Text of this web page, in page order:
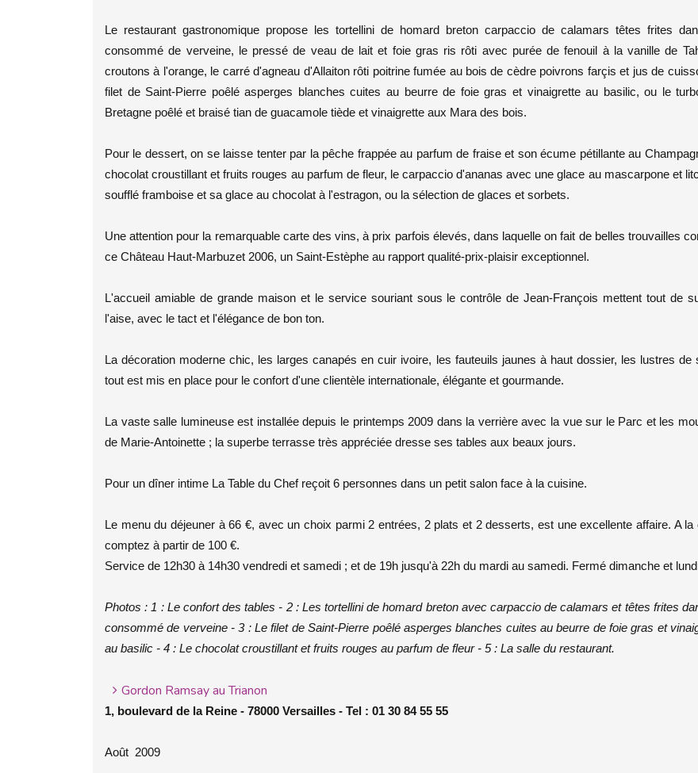
Le restaurant gastronomique propose les tortellini de homard breton carpaccio de calamars têtes frites
consommé de verveine, le pressé de veau de lait et foie gras ris rôti avec purée de fenouil à la vanille de
croutons à l'orange, le carré d'agneau d'Allaiton rôti poitrine fumée au bois de cèdre poivrons farçis et jus de
filet de Saint-Pierre poêlé asperges blanches cuites au beurre de foie gras et vinaigrette au basilic, ou le
Bretagne poêlé et braisé tian de guacamole tiède et vinaigrette aux Mara des bois.
Pour le dessert, on se laisse tenter par la pêche frappée au parfum de fraise et son écume pétillante au
chocolat croustillant et fruits rouges au parfum de fleur, le carpaccio d'ananas avec une glace au mascarpone et
soufflé framboise et sa glace au chocolat à l'estragon, ou la sélection de glaces et sorbets.
Une attention pour la remarquable carte des vins, à prix parfois élevés, dans laquelle on fait de belles trouvailles
ce Château Haut-Marbuzet 2006, un Saint-Estèphe au rapport qualité-prix-plaisir exceptionnel.
L'accueil amiable de grande maison et le service souriant sous le contrôle de Jean-François mettent tout de
l'aise, avec le tact et l'élégance de bon ton.
La décoration moderne chic, les larges canapés en cuir ivoire, les fauteuils jaunes à haut dossier, les lustres de
tout est mis en place pour le confort d'une clientèle internationale, élégante et gourmande.
La vaste salle lumineuse est installée depuis le printemps 2009 dans la verrière avec la vue sur le Parc et les
de Marie-Antoinette ; la superbe terrasse très appréciée dresse ses tables aux beaux jours.
Pour un dîner intime La Table du Chef reçoit 6 personnes dans un petit salon face à la cuisine.
Le menu du déjeuner à 66 €, avec un choix parmi 2 entrées, 2 plats et 2 desserts, est une excellente affaire. A la
comptez à partir de 100 €.
Service de 12h30 à 14h30 vendredi et samedi ; et de 19h jusqu'à 22h du mardi au samedi. Fermé dimanche et
Photos : 1 : Le confort des tables - 2 : Les tortellini de homard breton avec carpaccio de calamars et têtes frites
consommé de verveine - 3 : Le filet de Saint-Pierre poêlé asperges blanches cuites au beurre de foie gras et
au basilic - 4 : Le chocolat croustillant et fruits rouges au parfum de fleur - 5 : La salle du restaurant.
Gordon Ramsay au Trianon
1, boulevard de la Reine - 78000 Versailles - Tel : 01 30 84 55 55
Août 2009